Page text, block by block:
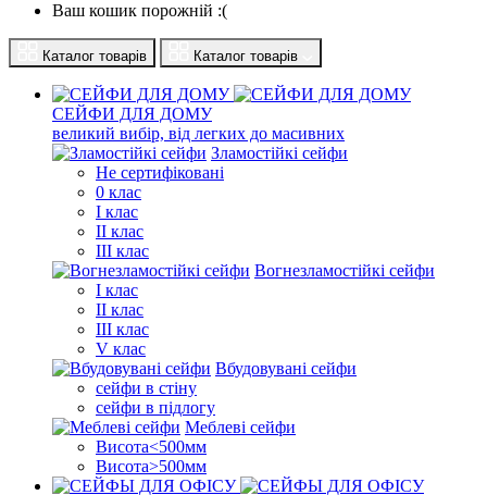
Ваш кошик порожній :(
Каталог товарів Каталог товарів
СЕЙФИ ДЛЯ ДОМУ
великий вибір, від легких до масивних
Зламостійкі сейфи
Не сертифіковані
0 клас
I клас
II клас
III клас
Вогнезламостійкі сейфи
I клас
II клас
III клас
V клас
Вбудовувані сейфи
сейфи в стіну
сейфи в підлогу
Меблеві сейфи
Висота<500мм
Висота>500мм